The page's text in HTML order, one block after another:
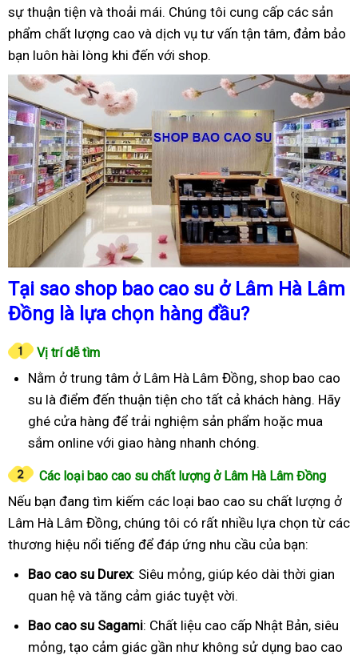
sự thuận tiện và thoải mái. Chúng tôi cung cấp các sản
phẩm chất lượng cao và dịch vụ tư vấn tận tâm, đảm bảo
bạn luôn hài lòng khi đến với shop.
Tại sao shop bao cao su ở Lâm Hà Lâm
Đồng là lựa chọn hàng đầu?
Vị trí dễ tìm
Nằm ở trung tâm ở Lâm Hà Lâm Đồng, shop bao cao
su là điểm đến thuận tiện cho tất cả khách hàng. Hãy
ghé cửa hàng để trải nghiệm sản phẩm hoặc mua
sắm online với giao hàng nhanh chóng.
Các loại bao cao su chất lượng ở Lâm Hà Lâm Đồng
Nếu bạn đang tìm kiếm các loại bao cao su chất lượng ở
Lâm Hà Lâm Đồng, chúng tôi có rất nhiều lựa chọn từ các
thương hiệu nổi tiếng để đáp ứng nhu cầu của bạn:
Bao cao su Durex: Siêu mỏng, giúp kéo dài thời gian
quan hệ và tăng cảm giác tuyệt vời.
Bao cao su Sagami: Chất liệu cao cấp Nhật Bản, siêu
mỏng, tạo cảm giác gần như không sử dụng bao cao